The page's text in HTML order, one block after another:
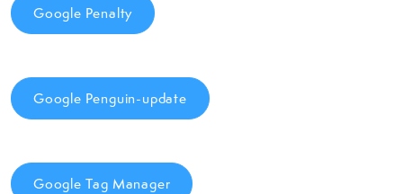
Google Penalty
Google Penguin-update
Google Tag Manager